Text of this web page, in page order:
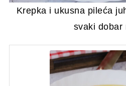
Krepka i ukusna pileća
svaki dobar